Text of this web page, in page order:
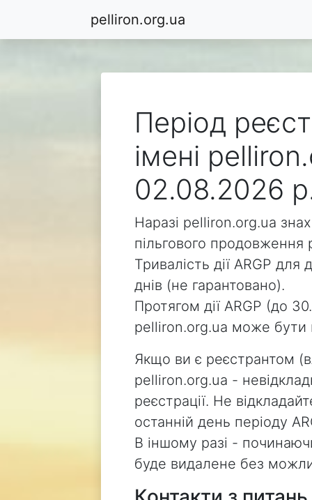
pelliron.org.ua
Період
імені
02.08.2026
Наразі pelliron.org.ua
пільгового продовження
Тривалість дії ARGP
днів (не гарантовано).
Протягом дії ARGP (до
pelliron.org.ua може бути
Якщо ви є реєстрантом
pelliron.org.ua -
реєстрації. Не
останній день періоду
В іншому разі -
буде видалене без